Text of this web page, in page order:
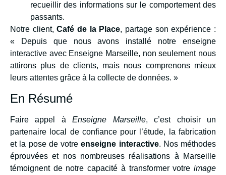
recueillir des informations sur le comportement des
passants.
Notre client,Café de la Place, partage son expérience :
« Depuis que nous avons installé notre enseigne
interactive avec Enseigne Marseille, non seulement nous
attirons plus de clients, mais nous comprenons mieux
leurs attentes grâce à la collecte de données. »
En Résumé
Faire appel àEnseigne Marseille, c’est choisir un
partenaire local de confiance pour l’étude, la fabrication
et la pose de votreenseigne interactive. Nos méthodes
éprouvées et nos nombreuses réalisations à Marseille
témoignent de notre capacité à transformer votre image